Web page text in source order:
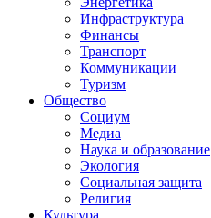
Инфраструктура
Финансы
Транспорт
Коммуникации
Туризм
Общество
Социум
Медиа
Наука и образование
Экология
Социальная защита
Религия
Культура